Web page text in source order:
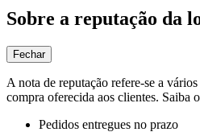
Sobre a reputação da
Fechar
A nota de reputação refere-se a
compra oferecida aos clientes. Saiba
Pedidos entregues no prazo